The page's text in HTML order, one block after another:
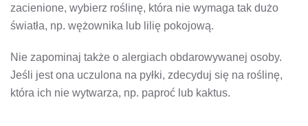
zacienione, wybierz roślinę, która nie wymaga tak dużo
światła, np. wężownika lub lilię pokojową.
Nie zapominaj także o alergiach obdarowywanej osoby.
Jeśli jest ona uczulona na pyłki, zdecyduj się na roślinę,
która ich nie wytwarza, np. paproć lub kaktus.